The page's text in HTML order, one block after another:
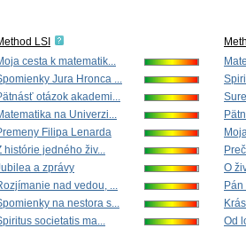
LSI
cesta k matematik...
Jura Hronca ...
otázok akademi...
na Univerzi...
Filipa Lenarda
histórie jedného živ...
a zprávy
nad vedou, ...
na nestora s...
societatis ma...
O
Od